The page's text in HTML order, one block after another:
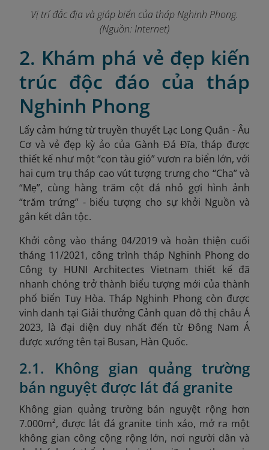
Vị trí đắc địa và giáp biển của tháp Nghinh Phong.
(Nguồn: Internet)
2. Khám phá vẻ đẹp kiến
trúc độc đáo của tháp
Nghinh Phong
Lấy cảm hứng từ truyền thuyết Lạc Long Quân - Âu
Cơ và vẻ đẹp kỳ ảo của Gành Đá Đĩa, tháp được
thiết kế như một “con tàu gió” vươn ra biển lớn, với
hai cụm trụ tháp cao vút tượng trưng cho “Cha” và
“Mẹ”, cùng hàng trăm cột đá nhỏ gợi hình ảnh
“trăm trứng” - biểu tượng cho sự khởi Nguồn và
gắn kết dân tộc.
Khởi công vào tháng 04/2019 và hoàn thiện cuối
tháng 11/2021, công trình tháp Nghinh Phong do
Công ty HUNI Architectes Vietnam thiết kế đã
nhanh chóng trở thành biểu tượng mới của thành
phố biển Tuy Hòa. Tháp Nghinh Phong còn được
vinh danh tại Giải thưởng Cảnh quan đô thị châu Á
2023, là đại diện duy nhất đến từ Đông Nam Á
được xướng tên tại Busan, Hàn Quốc.
2.1. Không gian quảng trường
bán nguyệt được lát đá granite
Không gian quảng trường bán nguyệt rộng hơn
7.000m², được lát đá granite tinh xảo, mở ra một
không gian công cộng rộng lớn, nơi người dân và